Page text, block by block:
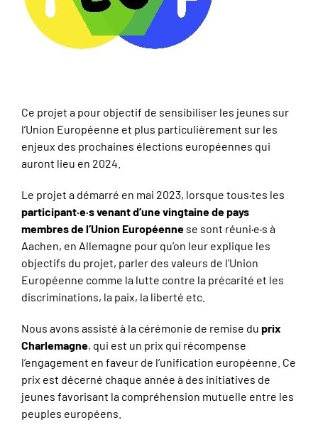
Ce projet a pour objectif de sensibiliser les jeunes sur
l’Union Européenne et plus particulièrement sur les
enjeux des prochaines élections européennes qui
auront lieu en 2024.
Le projet a démarré en mai 2023, lorsque tous·tes les
participant·e·s venant d’une vingtaine de pays
membres de l’Union Européenne se sont réuni·e·s à
Aachen, en Allemagne pour qu’on leur explique les
objectifs du projet, parler des valeurs de l’Union
Européenne comme la lutte contre la précarité et les
discriminations, la paix, la liberté etc.
Nous avons assisté à la cérémonie de remise du prix
Charlemagne, qui est un prix qui récompense
l’engagement en faveur de l’unification européenne. Ce
prix est décerné chaque année à des initiatives de
jeunes favorisant la compréhension mutuelle entre les
peuples européens.